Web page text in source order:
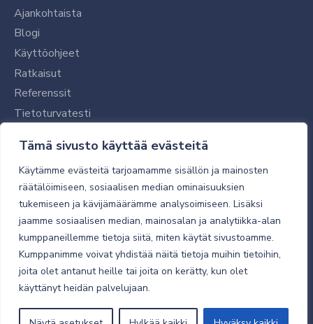
Tämä sivusto käyttää evästeitä
Käytämme evästeitä tarjoamamme sisällön ja mainosten
räätälöimiseen, sosiaalisen median ominaisuuksien
tukemiseen ja kävijämäärämme analysoimiseen. Lisäksi
jaamme sosiaalisen median, mainosalan ja analytiikka-alan
kumppaneillemme tietoja siitä, miten käytät sivustoamme.
Kumppanimme voivat yhdistää näitä tietoja muihin tietoihin,
joita olet antanut heille tai joita on kerätty, kun olet
käyttänyt heidän palvelujaan.
Ajankohtaista
Blogi
Käyttöohjeet
Ratkaisut
Referenssit
Tietoturvatesti
Tilaajalle
Toimitustavat ja -kulut
Verkkokaupan yleiset ehdot
Toimitusehdot
Tietosuojaseloste
Tietoturva
© 2026 Micro Magic